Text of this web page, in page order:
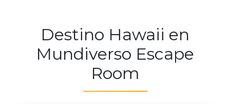
Destino Hawaii en
Mundiverso Escape
Room